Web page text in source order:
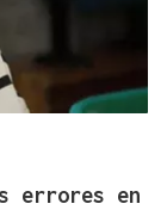
errores en